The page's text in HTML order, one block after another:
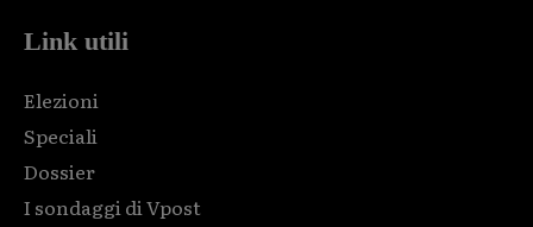
Link utili
Elezioni
Speciali
Dossier
I sondaggi di Vpost